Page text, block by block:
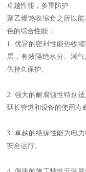
卓越性能，多重防护
聚乙烯热收缩套之所以
色的综合性能：
1. 优异的密封性能热收
层，有效隔绝水分、潮
供持久保护。
2. 强大的耐腐蚀性特别
延长管道和设备的使用寿
3. 卓越的绝缘性能为电
安全运行。